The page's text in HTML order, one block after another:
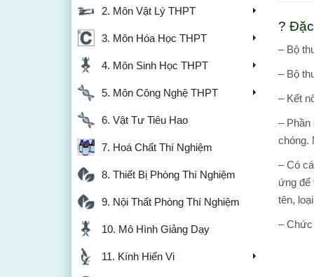
2. Môn Vật Lý THPT
3. Môn Hóa Học THPT
4. Môn Sinh Học THPT
5. Môn Công Nghệ THPT
6. Vật Tư Tiêu Hao
7. Hoá Chất Thí Nghiệm
8. Thiết Bị Phòng Thí Nghiệm
9. Nội Thất Phòng Thí Nghiệm
10. Mô Hình Giảng Dạy
11. Kính Hiển Vi
?
– Bộ
– Bộ
– Kết
– Phần
chóng.
– Có
ứng để
tên,
– Chức